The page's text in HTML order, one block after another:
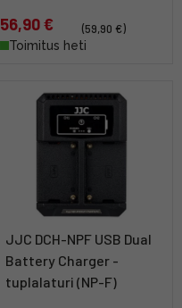
56,90 €
(59,90 €)
Toimitus heti
JJC DCH-NPF USB Dual
Battery Charger -
tuplalaturi (NP-F)